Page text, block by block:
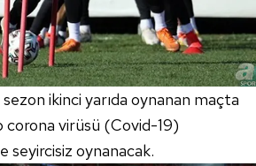
ikinci yarıda oynanan maçta
corona virüsü (Covid-19)
seyircisiz oynanacak.